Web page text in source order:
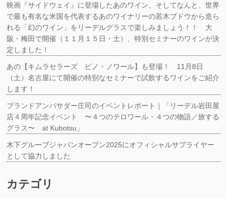
映画『サイドウェイ』に登場したあのワイン、そしてなんと、世界
で最も有名な米国を代表するあのワイナリーの若木ブドウから造ら
れる「幻のワイン」をリーデルグラスで楽しみましょう！！ 大
阪・梅田で開催（１１月１５日・土）、特別セミナーのワインが決
定しました！
あの【キムラセラーズ ピノ・ノワール】も登場！ 11月8日
（土）名古屋にて開催の特別なセミナーで試飲するワインをご紹介
します！
ブランドアンバサダー庄司のイベントレポート｜「リーデル岩田屋
店４周年記念イベント 〜４つのテロワール・４つの物語／旅する
グラス〜 at Kubotsu」
木下グループジャパンオープン2025にオフィシャルサプライヤー
として協力しました
カテゴリ